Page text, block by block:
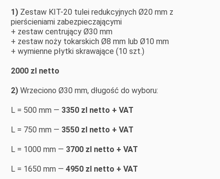
1) Zestaw KIT-20 tulei redukcyjnych Ø20 mm z
pierścieniami zabezpieczającymi
+ zestaw centrujący Ø30 mm
+ zestaw noży tokarskich Ø8 mm lub Ø10 mm
+ wymienne płytki skrawające (10 szt.)
2000 zl netto
2) Wrzeciono Ø30 mm, długość do wyboru:
L = 500 mm — 3350 zl netto + VAT
L = 750 mm — 3550 zl netto + VAT
L = 1000 mm — 3700 zl netto + VAT
L = 1650 mm —4950 zl netto + VAT